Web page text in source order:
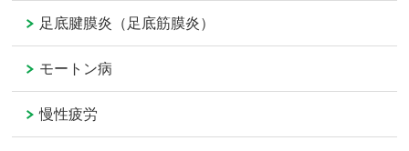
足底腱膜炎（足底筋膜炎）
モートン病
慢性疲労